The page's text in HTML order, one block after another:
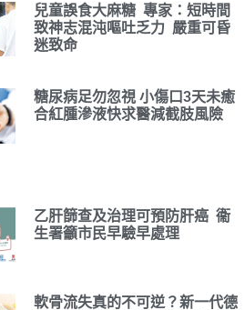
兒童誤食大麻糖 專家：短時間
致神志混沌嘔吐乏力 嚴重可昏
迷致命
糖尿病足勿忽視 小傷口3天未癒
合紅腫滲液快求醫減截肢風險
乙肝篩查及治理可預防肝癌 衞
生署籲市民早驗早處理
軟骨流失真的不可逆？新一代德